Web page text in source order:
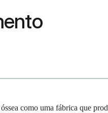
como uma fábrica que